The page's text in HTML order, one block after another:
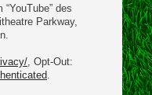
des
Parkway,
, Opt-Out:
.